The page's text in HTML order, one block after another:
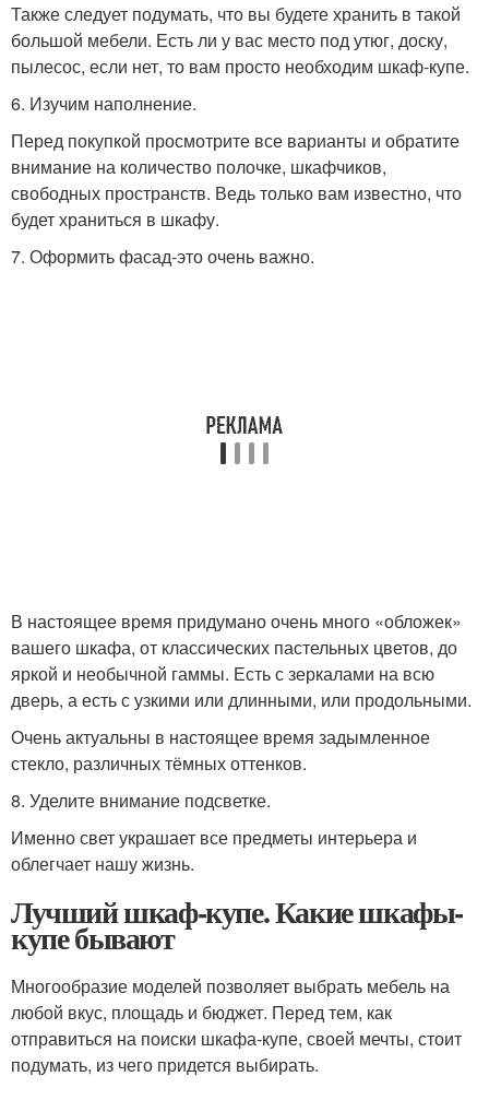
Также следует подумать, что вы будете хранить в такой
большой мебели. Есть ли у вас место под утюг, доску,
пылесос, если нет, то вам просто необходим шкаф-купе.
6. Изучим наполнение.
Перед покупкой просмотрите все варианты и обратите
внимание на количество полочке, шкафчиков,
свободных пространств. Ведь только вам известно, что
будет храниться в шкафу.
7. Оформить фасад-это очень важно.
В настоящее время придумано очень много «обложек»
вашего шкафа, от классических пастельных цветов, до
яркой и необычной гаммы. Есть с зеркалами на всю
дверь, а есть с узкими или длинными, или продольными.
Очень актуальны в настоящее время задымленное
стекло, различных тёмных оттенков.
8. Уделите внимание подсветке.
Именно свет украшает все предметы интерьера и
облегчает нашу жизнь.
Лучший шкаф-купе. Какие шкафы-
купе бывают
Многообразие моделей позволяет выбрать мебель на
любой вкус, площадь и бюджет. Перед тем, как
отправиться на поиски шкафа-купе, своей мечты, стоит
подумать, из чего придется выбирать.